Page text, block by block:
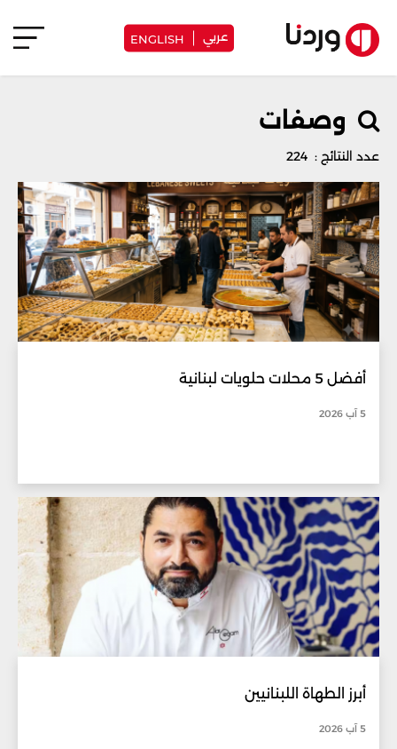
عربي ENGLISH
وصفات
عدد النتائج : 224
أفضل 5 محلات حلويات لبنانية
5 آب 2026
أبرز الطهاة اللبنانيين
5 آب 2026